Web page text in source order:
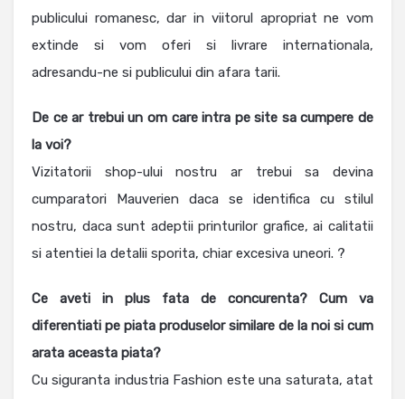
publicului romanesc, dar in viitorul apropriat ne vom
extinde si vom oferi si livrare internationala,
adresandu-ne si publicului din afara tarii.
De ce ar trebui un om care intra pe site sa cumpere de
la voi?
Vizitatorii shop-ului nostru ar trebui sa devina
cumparatori Mauverien daca se identifica cu stilul
nostru, daca sunt adeptii printurilor grafice, ai calitatii
si atentiei la detalii sporita, chiar excesiva uneori. ?
Ce aveti in plus fata de concurenta? Cum va
diferentiati pe piata produselor similare de la noi si cum
arata aceasta piata?
Cu siguranta industria Fashion este una saturata, atat